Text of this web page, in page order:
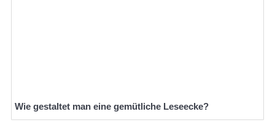
Wie gestaltet man eine gemütliche Leseecke?